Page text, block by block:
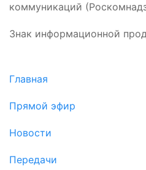
коммуникаций
Знак информационной
Главная
Прямой эфир
Новости
Передачи